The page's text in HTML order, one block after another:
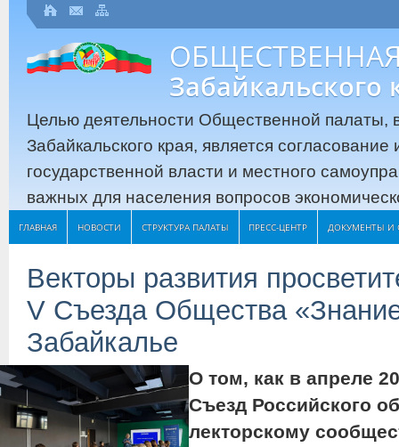
Забайкальского
Целью деятельности Общественной палаты,
Забайкальского края, является
государственной власти и местного
важных для населения вопросов
ГЛАВНАЯ НОВОСТИ СТРУКТУРА ПАЛАТЫ ПРЕСС-ЦЕНТР ДОКУМЕНТЫ И
Векторы развития
V Съезда Общества
Забайкалье
О том, как в апреле
Съезд Российского
лекторскому